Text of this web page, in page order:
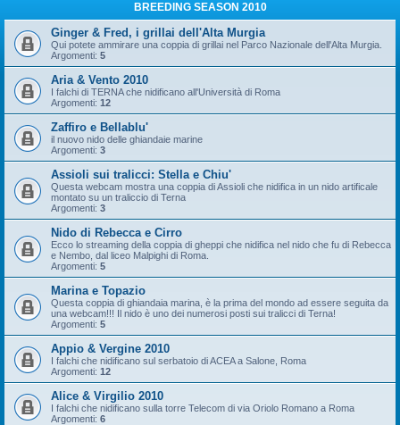
BREEDING SEASON 2010
Ginger & Fred, i grillai dell'Alta Murgia
Qui potete ammirare una coppia di grillai nel Parco Nazionale dell'Alta Murgia.
Argomenti: 5
Aria & Vento 2010
I falchi di TERNA che nidificano all'Università di Roma
Argomenti: 12
Zaffiro e Bellablu'
il nuovo nido delle ghiandaie marine
Argomenti: 3
Assioli sui tralicci: Stella e Chiu'
Questa webcam mostra una coppia di Assioli che nidifica in un nido artificale
montato su un traliccio di Terna
Argomenti: 3
Nido di Rebecca e Cirro
Ecco lo streaming della coppia di gheppi che nidifica nel nido che fu di Rebecca
e Nembo, dal liceo Malpighi di Roma.
Argomenti: 5
Marina e Topazio
Questa coppia di ghiandaia marina, è la prima del mondo ad essere seguita da
una webcam!!! Il nido è uno dei numerosi posti sui tralicci di Terna!
Argomenti: 5
Appio & Vergine 2010
I falchi che nidificano sul serbatoio di ACEA a Salone, Roma
Argomenti: 12
Alice & Virgilio 2010
I falchi che nidificano sulla torre Telecom di via Oriolo Romano a Roma
Argomenti: 6